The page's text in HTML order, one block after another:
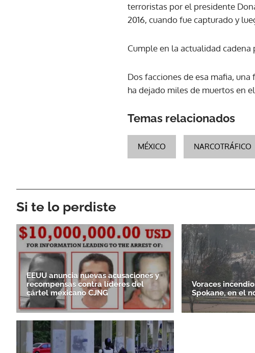
terroristas por el presidente
2016, cuando fue capturado y
Cumple en la actualidad cadena
Dos facciones de esa mafia,
ha dejado miles de muertos en
Temas relacionados
MÉXICO NARCOTRÁFICO
Si te lo perdiste
EEUU anuncia nuevas acusaciones y
recompensas contra líderes del
cártel mexicano CJNG
Voraces
Spokane, en el